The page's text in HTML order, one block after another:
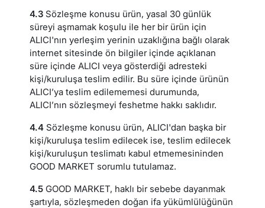
4.3 Sözleşme konusu ürün, yasal 30 günlük
süreyi aşmamak koşulu ile her bir ürün için
ALICI'nın yerleşim yerinin uzaklığına bağlı olarak
internet sitesinde ön bilgiler içinde açıklanan
süre içinde ALICI veya gösterdiği adresteki
kişi/kuruluşa teslim edilir. Bu süre içinde ürünün
ALICI’ya teslim edilememesi durumunda,
ALICI’nın sözleşmeyi feshetme hakkı saklıdır.
4.4 Sözleşme konusu ürün, ALICI'dan başka bir
kişi/kuruluşa teslim edilecek ise, teslim edilecek
kişi/kuruluşun teslimatı kabul etmemesininden
GOOD MARKET sorumlu tutulamaz.
4.5 GOOD MARKET, haklı bir sebebe dayanmak
şartıyla, sözleşmeden doğan ifa yükümlülüğünün